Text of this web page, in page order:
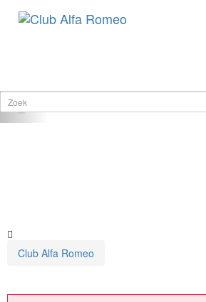
Vorige
Club Alfa Romeo